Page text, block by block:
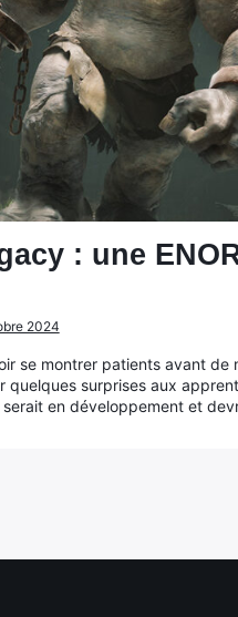
: une
2024
se montrer patients avant
quelques surprises aux
en développement et